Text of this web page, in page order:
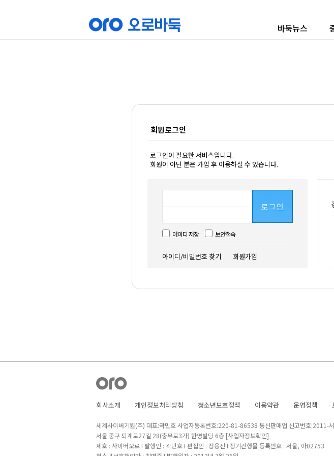
바둑뉴스
회원로그인
로그인이 필요한 서비스입니다.
회원이 아닌 분은 가입 후 이용하실 수 있습니다.
로그인
아이디 저장 보안접속
아이디/비밀번호 찾기 회원가입
회사소개 개인정보처리방침 청소년보호정책 이용약관 운영정책
세계사이버기원(주) 대표:곽민호 사업자등록번호:220-81-86538 통신판매업 신고번호:2011-
서울 중구 퇴계로27길 28(충무로3가) 한영빌딩 6층 [사업자정보확인]
제호 : 사이버오로 I 발행인 : 곽민호 I 편집인 : 정용진 I 정기간행물 등록번호 : 서울, 아02753